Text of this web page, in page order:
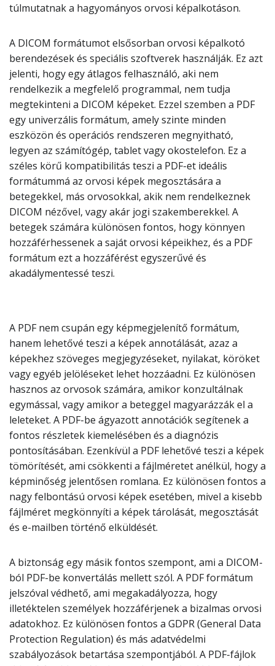
túlmutatnak a hagyományos orvosi képalkotáson.
A DICOM formátumot elsősorban orvosi képalkotó
berendezések és speciális szoftverek használják. Ez azt
jelenti, hogy egy átlagos felhasználó, aki nem
rendelkezik a megfelelő programmal, nem tudja
megtekinteni a DICOM képeket. Ezzel szemben a PDF
egy univerzális formátum, amely szinte minden
eszközön és operációs rendszeren megnyitható,
legyen az számítógép, tablet vagy okostelefon. Ez a
széles körű kompatibilitás teszi a PDF-et ideális
formátummá az orvosi képek megosztására a
betegekkel, más orvosokkal, akik nem rendelkeznek
DICOM nézővel, vagy akár jogi szakemberekkel. A
betegek számára különösen fontos, hogy könnyen
hozzáférhessenek a saját orvosi képeikhez, és a PDF
formátum ezt a hozzáférést egyszerűvé és
akadálymentessé teszi.
A PDF nem csupán egy képmegjelenítő formátum,
hanem lehetővé teszi a képek annotálását, azaz a
képekhez szöveges megjegyzéseket, nyilakat, köröket
vagy egyéb jelöléseket lehet hozzáadni. Ez különösen
hasznos az orvosok számára, amikor konzultálnak
egymással, vagy amikor a beteggel magyarázzák el a
leleteket. A PDF-be ágyazott annotációk segítenek a
fontos részletek kiemelésében és a diagnózis
pontosításában. Ezenkívül a PDF lehetővé teszi a képek
tömörítését, ami csökkenti a fájlméretet anélkül, hogy a
képminőség jelentősen romlana. Ez különösen fontos a
nagy felbontású orvosi képek esetében, mivel a kisebb
fájlméret megkönnyíti a képek tárolását, megosztását
és e-mailben történő elküldését.
A biztonság egy másik fontos szempont, ami a DICOM-
ból PDF-be konvertálás mellett szól. A PDF formátum
jelszóval védhető, ami megakadályozza, hogy
illetéktelen személyek hozzáférjenek a bizalmas orvosi
adatokhoz. Ez különösen fontos a GDPR (General Data
Protection Regulation) és más adatvédelmi
szabályozások betartása szempontjából. A PDF-fájlok